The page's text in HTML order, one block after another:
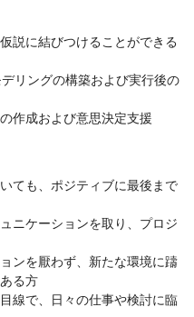
説に結びつけることができる
リングの構築および実行後の
作成および意思決定支援
ても、ポジティブに最後まで
ニケーションを取り、プロジ
ンを厭わず、新たな環境に躊
る方
線で、日々の仕事や検討に臨